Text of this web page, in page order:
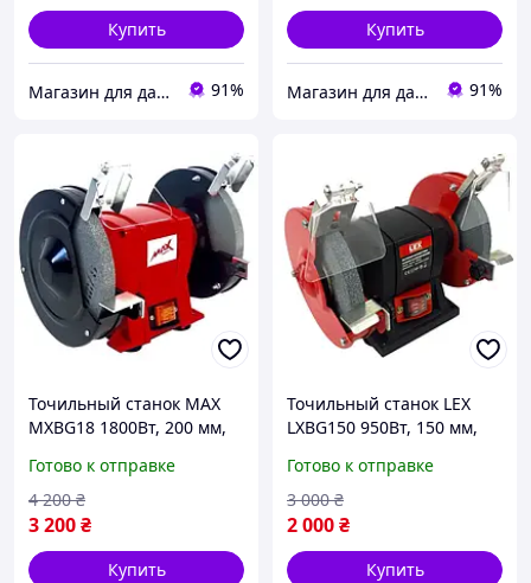
Купить
Магазин для дачи и сада - ALFA LEX EUROCRAFT KRAFT DELE VERKE SILVER 91%
Купить
Магазин для дачи и сада - ALFA LEX EUROCRAFT KRAFT DELE VERKE SILVER 91%
Точильный станок MAX
MXBG18 1800Вт, 200 мм,
металла, двойной диск,
мощный и тихий без
вибрации
Готово к отправке
3 200₴
4 200 ₴
Купить
Точильный станок LEX
LXBG150 950Вт, 150 мм,
металла, двойной диск,
тихая работа, без
вибрации, надежный
Готово к отправке
2 000₴
3 000 ₴
Купить